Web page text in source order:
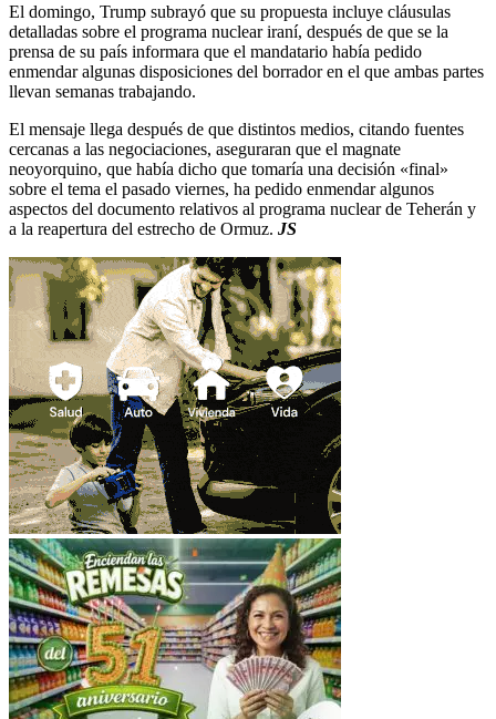
El domingo, Trump subrayó que su propuesta incluye cláusulas
detalladas sobre el programa nuclear iraní, después de que se la
prensa de su país informara que el mandatario había pedido
enmendar algunas disposiciones del borrador en el que ambas partes
llevan semanas trabajando.
El mensaje llega después de que distintos medios, citando fuentes
cercanas a las negociaciones, aseguraran que el magnate
neoyorquino, que había dicho que tomaría una decisión «final»
sobre el tema el pasado viernes, ha pedido enmendar algunos
aspectos del documento relativos al programa nuclear de Teherán y
a la reapertura del estrecho de Ormuz. JS